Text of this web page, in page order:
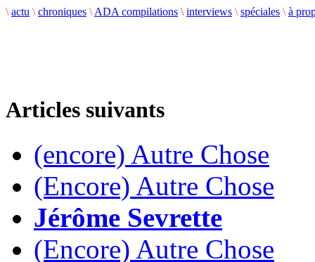
\ actu \ chroniques \ ADA compilations \ interviews \ spéciales \ à
Articles suivants
(encore) Autre Chose
(Encore) Autre Chose
Jérôme Sevrette
(Encore) Autre Chose